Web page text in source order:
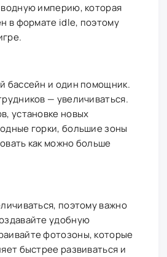
империю, которая
в формате idle, поэтому
бассейн и один помощник.
— увеличиваться.
установке новых
горки, большие зоны
как можно больше
поэтому важно
удобную
фотозоны, которые
быстрее развиваться и